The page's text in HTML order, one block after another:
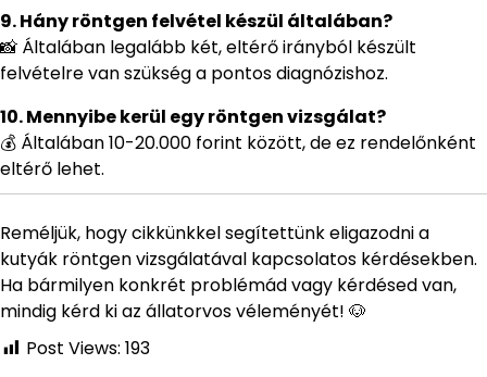
9. Hány röntgen felvétel készül általában?
📸 Általában legalább két, eltérő irányból készült
felvételre van szükség a pontos diagnózishoz.
10. Mennyibe kerül egy röntgen vizsgálat?
💰 Általában 10-20.000 forint között, de ez rendelőnként
eltérő lehet.
Reméljük, hogy cikkünkkel segítettünk eligazodni a
kutyák röntgen vizsgálatával kapcsolatos kérdésekben.
Ha bármilyen konkrét problémád vagy kérdésed van,
mindig kérd ki az állatorvos véleményét! 🐶
Post Views: 193